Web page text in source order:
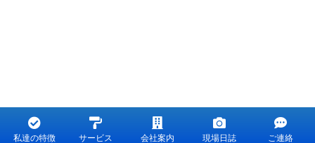
私達の特徴 サービス 会社案内 現場日誌 ご連絡